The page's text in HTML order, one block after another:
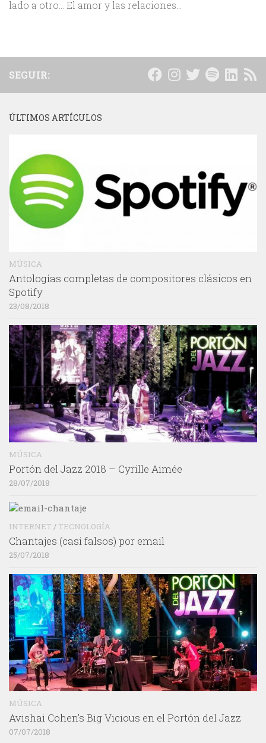
lado a otro… El amor y las relaciones...
SEGUIR:
ÚLTIMOS ARTÍCULOS
MÚSICA
Antologías completas de compositores clásicos en
Spotify
23/08/2018
MÚSICA
Portón del Jazz 2018 – Cyrille Aimée
28/07/2018
INTERNET / TECNOLOGÍA
Chantajes (casi falsos) por email
25/07/2018
MÚSICA
Avishai Cohen’s Big Vicious en el Portón del Jazz
07/07/2018